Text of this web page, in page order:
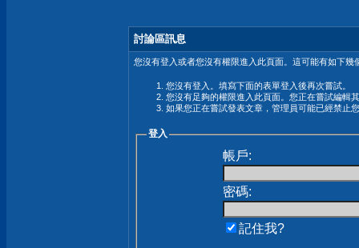
討論區訊息
您沒有登入或者您沒有權限進入此頁面。這可能有如下幾
您沒有登入。填寫下面的表單登入後再次嘗試。
您沒有足夠的權限進入此頁面。您正在嘗試編輯
如果您正在嘗試發表文章，管理員可能已經禁止
登入
帳戶:
密碼:
記住我?